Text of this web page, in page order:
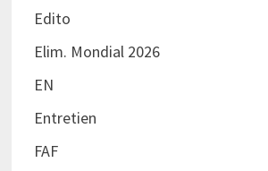
Edito
Elim. Mondial 2026
EN
Entretien
FAF